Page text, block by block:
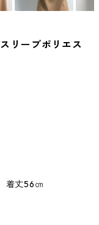
リーブポリエス
丈56㎝